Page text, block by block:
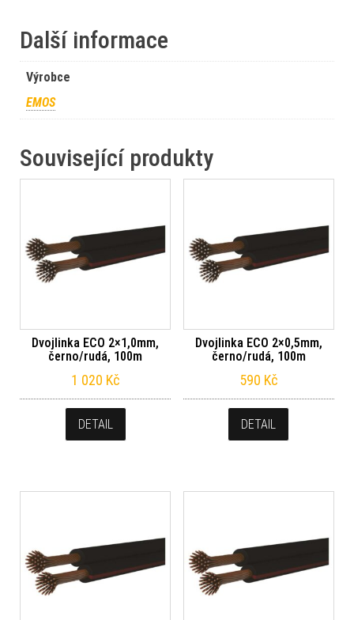
Další informace
Výrobce
EMOS
Související produkty
Dvojlinka ECO 2×1,0mm,
černo/rudá, 100m
1 020 Kč
DETAIL
Dvojlinka ECO 2×0,5mm,
černo/rudá, 100m
590 Kč
DETAIL